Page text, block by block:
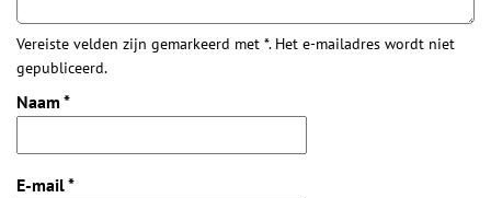
Vereiste velden zijn gemarkeerd met *. Het e-mailadres wordt niet
gepubliceerd.
Naam *
E-mail*